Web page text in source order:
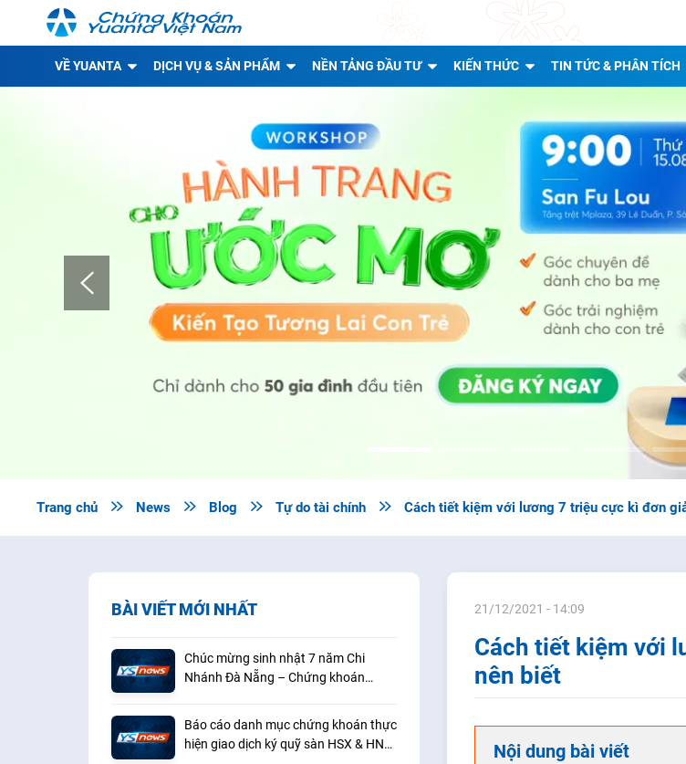
VỀ YUANTA DỊCH VỤ & SẢN PHẨM NỀN TẢNG ĐẦU TƯ KIẾN THỨC TIN TỨC & PHÂN TÍCH
Trang chủ  News  Blog  Tự do tài chính  Cách tiết kiệm với lương 7 triệu cực kì đơn
BÀI VIẾT MỚI NHẤT
Chúc mừng sinh nhật 7 năm Chi
Nhánh Đà Nẵng – Chứng khoán
Báo cáo danh mục chứng khoán thực
hiện giao dịch ký quỹ sàn HSX & HNX
21/12/2021 - 14:09
Cách tiết kiệm với
nên biết
Nội dung bài viết